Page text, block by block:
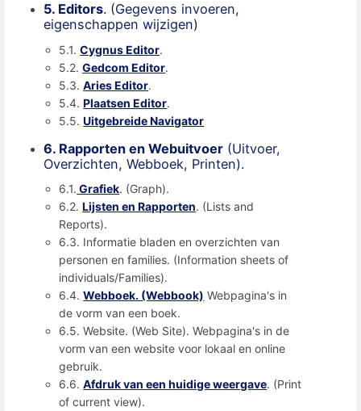
5. Editors. (Gegevens invoeren,
eigenschappen wijzigen)
5.1.Cygnus Editor.
5.2.Gedcom Editor.
5.3.Aries Editor.
5.4.Plaatsen Editor.
5.5.Uitgebreide Navigator
6. Rapporten en Webuitvoer (Uitvoer,
Overzichten, Webboek, Printen).
6.1. Grafiek. (Graph).
6.2.Lijsten en Rapporten. (Lists and
Reports).
6.3. Informatie bladen en overzichten van
personen en families. (Information sheets of
individuals/Families).
6.4.Webboek. (Webbook) Webpagina's in
de vorm van een boek.
6.5. Website. (Web Site). Webpagina's in de
vorm van een website voor lokaal en online
gebruik.
6.6.Afdruk van een huidige weergave. (Print
of current view).